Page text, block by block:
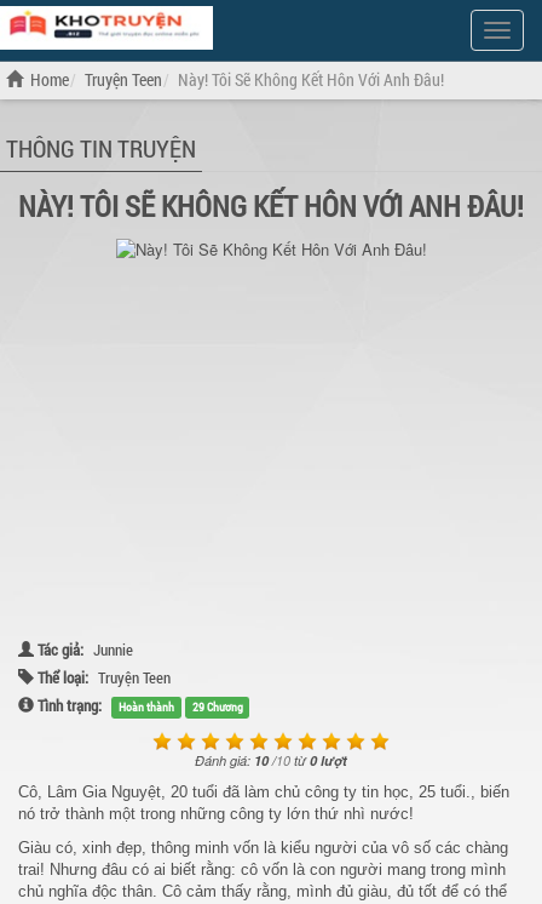
Show
Menu
Home Truyện Teen Này! Tôi Sẽ Không Kết Hôn Với Anh Đâu!
THÔNG TIN TRUYỆN
NÀY! TÔI SẼ KHÔNG KẾT HÔN VỚI ANH ĐÂU!
Tác giả: Junnie
Thể loại: Truyện Teen
Tình trạng:
Hoàn thành 29 Chương
Đánh giá: 10/10 từ0 lượt
Cô, Lâm Gia Nguyệt, 20 tuổi đã làm chủ công ty tin học, 25 tuổi., biến
nó trở thành một trong những công ty lớn thứ nhì nước!
Giàu có, xinh đẹp, thông minh vốn là kiểu người của vô số các chàng
trai! Nhưng đâu có ai biết rằng: cô vốn là con người mang trong mình
chủ nghĩa độc thân. Cô cảm thấy rằng, mình đủ giàu, đủ tốt để có thể